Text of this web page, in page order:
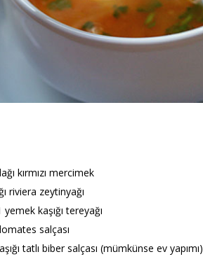
kırmızı mercimek
riviera zeytinyağı
kaşığı tereyağı
salçası
tatlı biber salçası (mümkünse ev yapımı)